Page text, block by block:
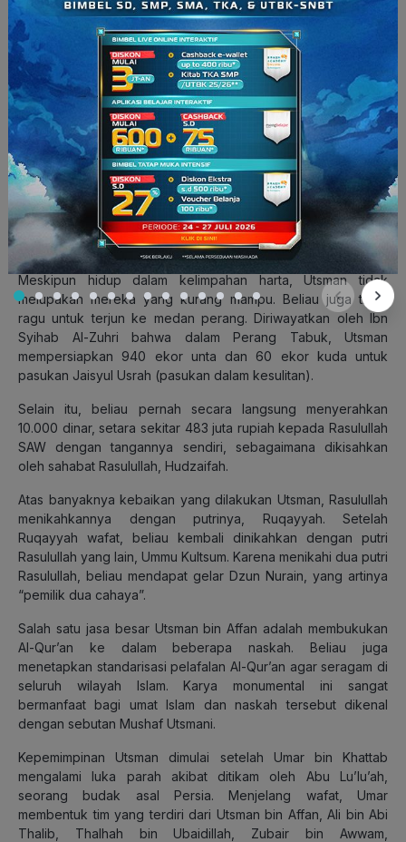
berasal dari Bani Umayyah dan juga merupakan menantu Nabi
Muhammad SAW.
Utsman bin Affan lahir pada tahun 579 M di Thaif, sebuah
daerah subur yang terletak di kawasan Hijaz, sebelah barat
laut Arab Saudi. Kelahirannya terjadi lima tahun setelah
peristiwa Tahun Gajah, sehingga beliau lebih muda lima tahun
dari Rasulullah SAW.
Utsman dikenal sebagai saudagar yang sangat kaya
serta seorang penulis wahyu. Beliau memiliki sifat pendiam
dan akhlak yang mulia. Karena banyaknya amal baik yang
dilakukannya, beliau dijuluki Ghaniyyun Syakir, yang berarti
orang kaya yang selalu bersyukur kepada Allah SWT.
Meskipun hidup dalam kelimpahan harta, Utsman tidak
melupakan mereka yang kurang mampu. Beliau juga tidak
ragu untuk terjun ke medan perang. Diriwayatkan oleh Ibn
Syihab Al-Zuhri bahwa dalam Perang Tabuk, Utsman
mempersiapkan 940 ekor unta dan 60 ekor kuda untuk
pasukan Jaisyul Usrah (pasukan dalam kesulitan).
Selain itu, beliau pernah secara langsung menyerahkan
10.000 dinar, setara sekitar 483 juta rupiah kepada Rasulullah
SAW dengan tangannya sendiri, sebagaimana dikisahkan
oleh sahabat Rasulullah, Hudzaifah.
Atas banyaknya kebaikan yang dilakukan Utsman, Rasulullah
menikahkannya dengan putrinya, Ruqayyah. Setelah
Ruqayyah wafat, beliau kembali dinikahkan dengan putri
Rasulullah yang lain, Ummu Kultsum. Karena menikahi dua putri
Rasulullah, beliau mendapat gelar Dzun Nurain, yang artinya
“pemilik dua cahaya”.
Salah satu jasa besar Utsman bin Affan adalah membukukan
Al-Qur’an ke dalam beberapa naskah. Beliau juga
menetapkan standarisasi pelafalan Al-Qur’an agar seragam di
seluruh wilayah Islam. Karya monumental ini sangat
bermanfaat bagi umat Islam dan naskah tersebut dikenal
dengan sebutan Mushaf Utsmani.
Kepemimpinan Utsman dimulai setelah Umar bin Khattab
mengalami luka parah akibat ditikam oleh Abu Lu’lu’ah,
seorang budak asal Persia. Menjelang wafat, Umar
membentuk tim yang terdiri dari Utsman bin Affan, Ali bin Abi
Thalib, Thalhah bin Ubaidillah, Zubair bin Awwam,